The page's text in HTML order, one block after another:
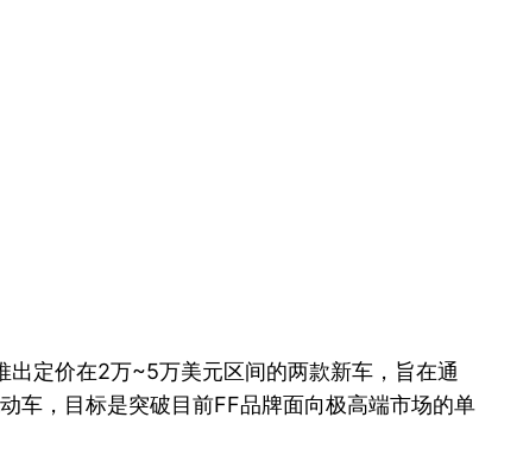
定价在2万~5万美元区间的两款新车，旨在通
车，目标是突破目前FF品牌面向极高端市场的单